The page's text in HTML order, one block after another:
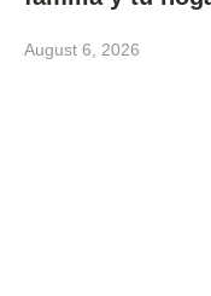
August 6, 2026